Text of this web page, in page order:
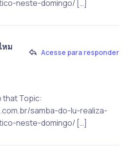
neste-domingo/ […]
หม
Acesse para responder
that Topic:
samba-do-lu-realiza-
neste-domingo/ […]